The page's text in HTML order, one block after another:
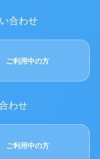
合わせ
ご利用中の方
わせ
ご利用中の方